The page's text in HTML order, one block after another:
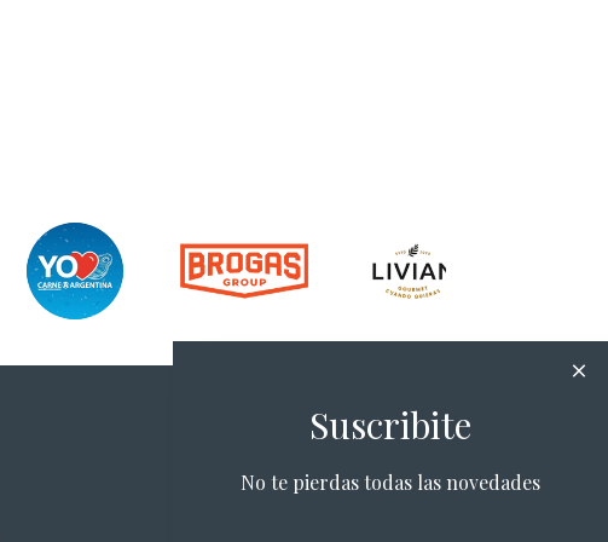
Suscribite
No te pierdas todas las novedades